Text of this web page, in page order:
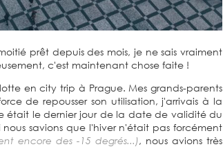
prêt depuis des mois, je ne sais vraiment
c'est maintenant chose faite !
en city trip à Prague. Mes grands-parents
de repousser son utilisation, j'arrivais à la
était le dernier jour de la date de validité du
savions que l'hiver n'était pas forcément
encore des -15 degrés...), nous avions très